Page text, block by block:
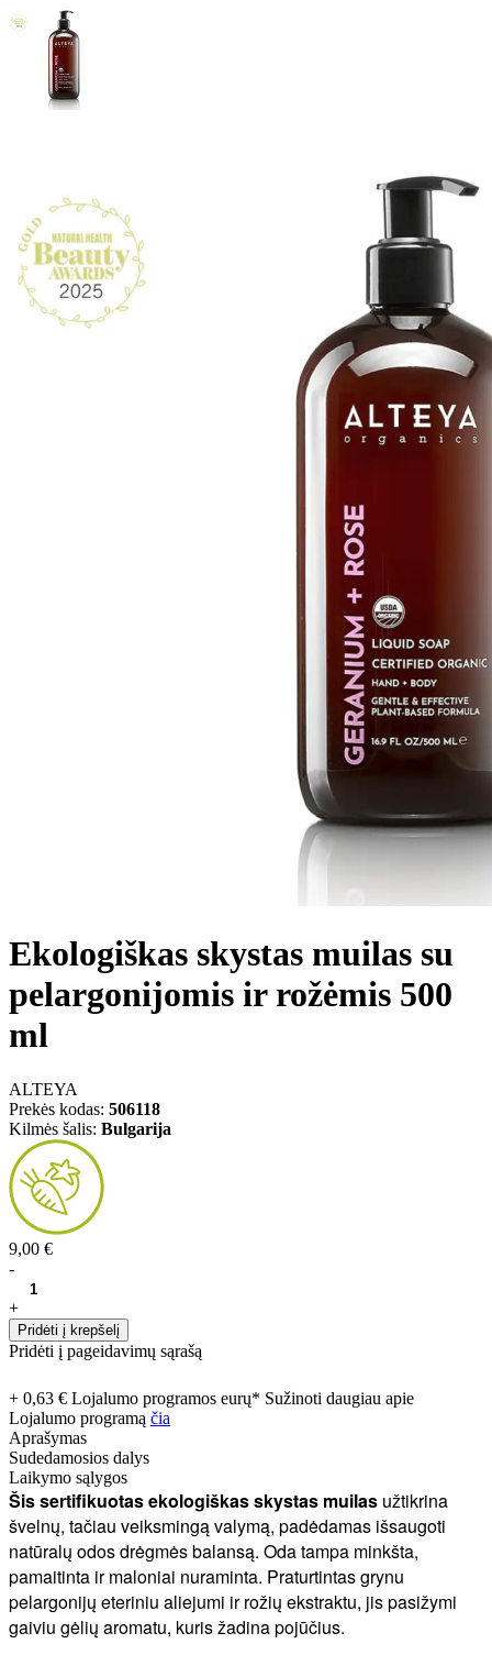
Ekologiškas skystas muilas su
pelargonijomis ir rožėmis 500
ml
ALTEYA
Prekės kodas: 506118
Kilmės šalis: Bulgarija
9,00 €
-
+
Pridėti į krepšelį
Pridėti į pageidavimų sąrašą
+ 0,63 € Lojalumo programos eurų* Sužinoti daugiau apie
Lojalumo programą čia
Aprašymas
Sudedamosios dalys
Laikymo sąlygos
Šis sertifikuotas ekologiškas skystas muilas užtikrina
švelnų, tačiau veiksmingą valymą, padėdamas išsaugoti
natūralų odos drėgmės balansą. Oda tampa minkšta,
pamaitinta ir maloniai nuraminta. Praturtintas grynu
pelargonijų eteriniu aliejumi ir rožių ekstraktu, jis pasižymi
gaiviu gėlių aromatu, kuris žadina pojūčius.